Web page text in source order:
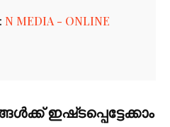
N MEDIA - ONLINE
ഇഷ്‌‌ടപ്പെട്ടേക്കാം